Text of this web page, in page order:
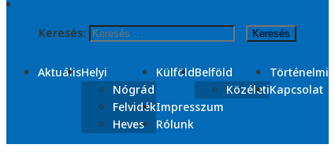
Keresés:
AktuálisHelyi
Nógrád
Felvidék
Heves
KülföldBelföld
Közéleti
Történelmi
Kapcsolat
Impresszum
Rólunk
január
Nap:2026. január 2.